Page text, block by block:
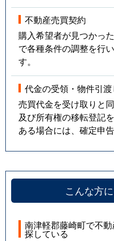
不動産売買契約
購入希望者が見つかっ
で各種条件の調整を行
す。
代金の受領・物件引渡
売買代金を受け取りと
及び所有権の移転登記
ある場合には、確定申
こんな方
南津軽郡藤崎町で不
探している